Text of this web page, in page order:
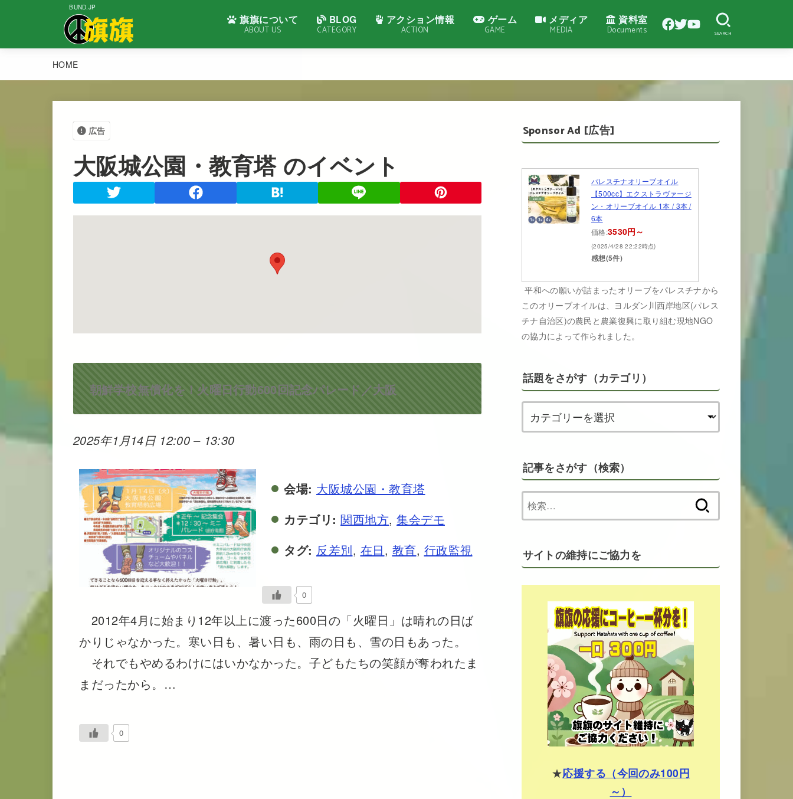
BUND.JP
旗旗について
ABOUT US
BLOG
CATEGORY
アクション情報
ACTION
ゲーム
GAME
メディア
MEDIA
資料室
Documents SEARCH
HOME
広告
大阪城公園・教育塔のイベント
朝鮮学校無償化を！火曜日行動600回記念パレード／大阪
2025年1月14日 12:00– 13:30
会場: 大阪城公園・教育塔
カテゴリ: 関西地方, 集会デモ
タグ: 反差別, 在日, 教育, 行政監視
0
2012年4月に始まり12年以上に渡った600日の「火曜日」は晴れの日ば
かりじゃなかった。寒い日も、暑い日も、雨の日も、雪の日もあった。
それでもやめるわけにはいかなかった。子どもたちの笑顔が奪われたま
まだったから。…
0
Sponsor Ad [広告]
パレスチナオリーブオイル
【500cc】エクストラヴァージ
ン・オリーブオイル 1本 / 3本 /
6本
価格:3530円～
(2025/4/28 22:22時点)
感想(5件)
平和への願いが詰まったオリーブをパレスチナから
このオリーブオイルは、ヨルダン川西岸地区(パレス
チナ自治区)の農民と農業復興に取り組む現地NGO
の協力によって作られました。
話題をさがす（カテゴリ）
記事をさがす（検索）
索:
サイトの維持にご協力を
★応援する（今回のみ100円
～）